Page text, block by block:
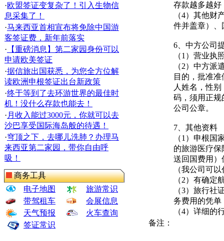
·欧盟签证变复杂了！引入生物信
息采集了！
·马来西亚首相宣布将免除中国游
客签证费，新年前落实
· 【重磅消息】第二家园身份可以
申请欧美签证
·据信旅出国获悉，为您全方位解
读欧洲申根签证出台新政策
·终于等到了去环游世界的最佳时
机！没什么存款也能去！
· 月收入能过3000元，你就可以去
沙巴享受国际海岛般的待遇！
·穹顶之下，去哪儿洗肺？办理马
来西亚第二家园，带你自由呼
吸！
商务工具
电子地图
旅游常识
带驾租车
会展信息
天气预报
火车查询
签证常识
存款越多越好
（4）其他财
件并盖章）、
6、中方公司
（1）营业执
（2）中方派
目的，批准
人姓名，性
码，须用正规
公司公章。
7、其他资料
（1）申根国
的旅游医疗
送回国费用）
（我公司可
（2）有确定
（3）旅行社
务费用的凭单
（4）详细的
备注：